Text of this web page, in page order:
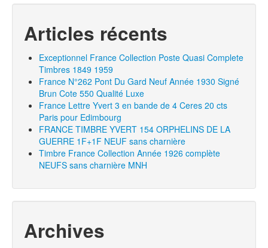
Articles récents
Exceptionnel France Collection Poste Quasi Complete
Timbres 1849 1959
France N°262 Pont Du Gard Neuf Année 1930 Signé
Brun Cote 550 Qualité Luxe
France Lettre Yvert 3 en bande de 4 Ceres 20 cts
Paris pour Edimbourg
FRANCE TIMBRE YVERT 154 ORPHELINS DE LA
GUERRE 1F+1F NEUF sans charnière
Timbre France Collection Année 1926 complète
NEUFS sans charnière MNH
Archives